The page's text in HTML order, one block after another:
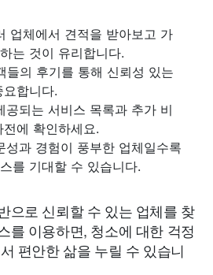
업체에서 견적을 받아보고 가
는 것이 유리합니다.
들의 후기를 통해 신뢰성 있는
합니다.
공되는 서비스 목록과 추가 비
에 확인하세요.
성과 경험이 풍부한 업체일수록
를 기대할 수 있습니다.
으로 신뢰할 수 있는 업체를 찾
를 이용하면, 청소에 대한 걱정
편안한 삶을 누릴 수 있습니